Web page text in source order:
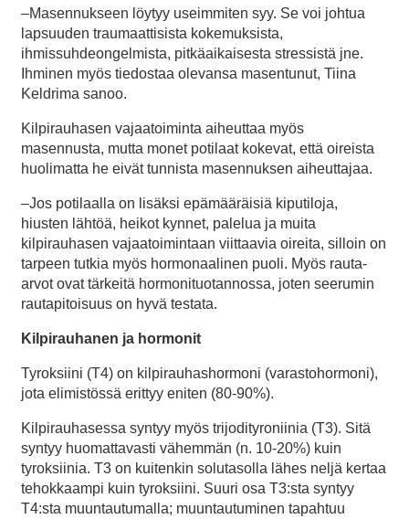
–Masennukseen löytyy useimmiten syy. Se voi johtua
lapsuuden traumaattisista kokemuksista,
ihmissuhdeongelmista, pitkäaikaisesta stressistä jne.
Ihminen myös tiedostaa olevansa masentunut, Tiina
Keldrima sanoo.
Kilpirauhasen vajaatoiminta aiheuttaa myös
masennusta, mutta monet potilaat kokevat, että oireista
huolimatta he eivät tunnista masennuksen aiheuttajaa.
–Jos potilaalla on lisäksi epämääräisiä kiputiloja,
hiusten lähtöä, heikot kynnet, palelua ja muita
kilpirauhasen vajaatoimintaan viittaavia oireita, silloin on
tarpeen tutkia myös hormonaalinen puoli. Myös rauta-
arvot ovat tärkeitä hormonituotannossa, joten seerumin
rautapitoisuus on hyvä testata.
Kilpirauhanen ja hormonit
Tyroksiini (T4) on kilpirauhashormoni (varastohormoni),
jota elimistössä erittyy eniten (80-90%).
Kilpirauhasessa syntyy myös trijodityroniinia (T3). Sitä
syntyy huomattavasti vähemmän (n. 10-20%) kuin
tyroksiinia. T3 on kuitenkin solutasolla lähes neljä kertaa
tehokkaampi kuin tyroksiini. Suuri osa T3:sta syntyy
T4:sta muuntautumalla; muuntautuminen tapahtuu